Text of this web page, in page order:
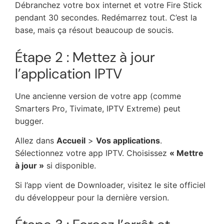
Débranchez votre box internet et votre Fire Stick
pendant 30 secondes. Redémarrez tout. C’est la
base, mais ça résout beaucoup de soucis.
Étape 2 : Mettez à jour
l’application IPTV
Une ancienne version de votre app (comme
Smarters Pro, Tivimate, IPTV Extreme) peut
bugger.
Allez dans Accueil > Vos applications.
Sélectionnez votre app IPTV. Choisissez « Mettre
à jour » si disponible.
Si l’app vient de Downloader, visitez le site officiel
du développeur pour la dernière version.